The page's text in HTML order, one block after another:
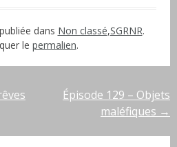
dans Non classé,SGRNR.
le permalien.
Épisode 129 – Objets
maléfiques →